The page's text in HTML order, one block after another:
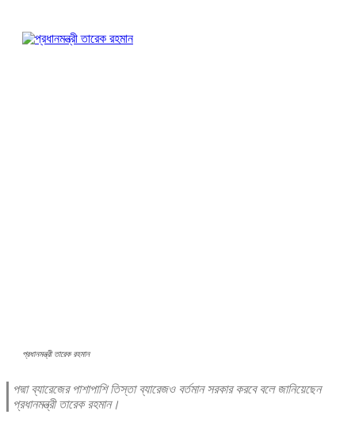
প্রধানমন্ত্রী তারেক রহমান
পদ্মা ব্যারেজের পাশাপাশি তিস্তা ব্যারেজও বর্তমান সরকার করবে বলে জানিয়েছেন
প্রধানমন্ত্রী তারেক রহমান।